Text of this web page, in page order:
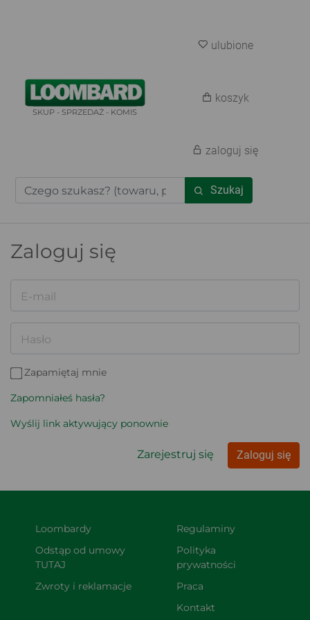
SKUP - SPRZEDAŻ - KOMIS
Szukaj
ulubione
koszyk
zaloguj się
Zaloguj się
E-mail
Hasło
Zapamiętaj mnie
Zapomniałeś hasła?
Wyślij link aktywujący ponownie
Zarejestruj się Zaloguj się
Loombardy
Odstąp od umowy
TUTAJ
Zwroty i reklamacje
Regulaminy
Polityka
prywatności
Praca
Kontakt